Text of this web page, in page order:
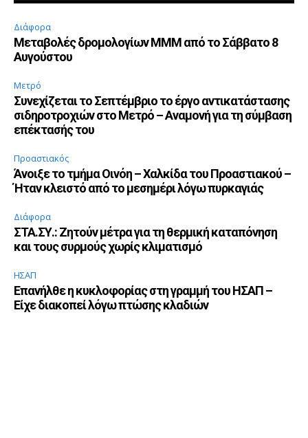
Διάφορα
Μεταβολές δρομολογίων ΜΜΜ από το Σάββατο 8
Αυγούστου
Μετρό
Συνεχίζεται το Σεπτέμβριο το έργο αντικατάστασης
σιδηροτροχιών στο Μετρό – Αναμονή για τη σύμβαση
επέκτασής του
Προαστιακός
Άνοιξε το τμήμα Οινόη – Χαλκίδα του Προαστιακού –
Ήταν κλειστό από το μεσημέρι λόγω πυρκαγιάς
Διάφορα
ΣΤΑ.ΣΥ.: Ζητούν μέτρα για τη θερμική καταπόνηση
και τους συρμούς χωρίς κλιματισμό
ΗΣΑΠ
Επανήλθε η κυκλοφορίας στη γραμμή του ΗΣΑΠ –
Είχε διακοπεί λόγω πτώσης κλαδιών